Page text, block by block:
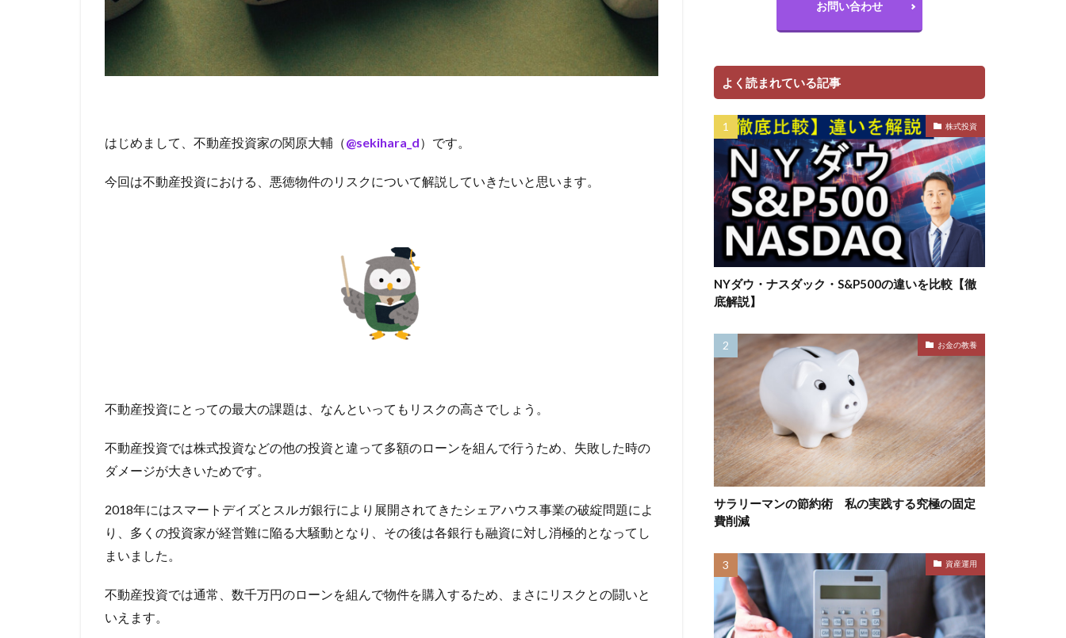
はじめまして、不動産投資家の関原大輔（@sekihara_d）です。
今回は不動産投資における、悪徳物件のリスクについて解説していきたいと思います。
不動産投資にとっての最大の課題は、なんといってもリスクの高さでしょう。
不動産投資では株式投資などの他の投資と違って多額のローンを組んで行うため、失敗した時の
ダメージが大きいためです。
2018年にはスマートデイズとスルガ銀行により展開されてきたシェアハウス事業の破綻問題によ
り、多くの投資家が経営難に陥る大騒動となり、その後は各銀行も融資に対し消極的となってし
まいました。
不動産投資では通常、数千万円のローンを組んで物件を購入するため、まさにリスクとの闘いと
いえます。
お問い合わせ
よく読まれている記事
株式投資
NYダウ・ナスダック・S&P500の違いを比較【徹
底解説】
お金の教養
サラリーマンの節約術 私の実践する究極の固定
費削減
資産運用